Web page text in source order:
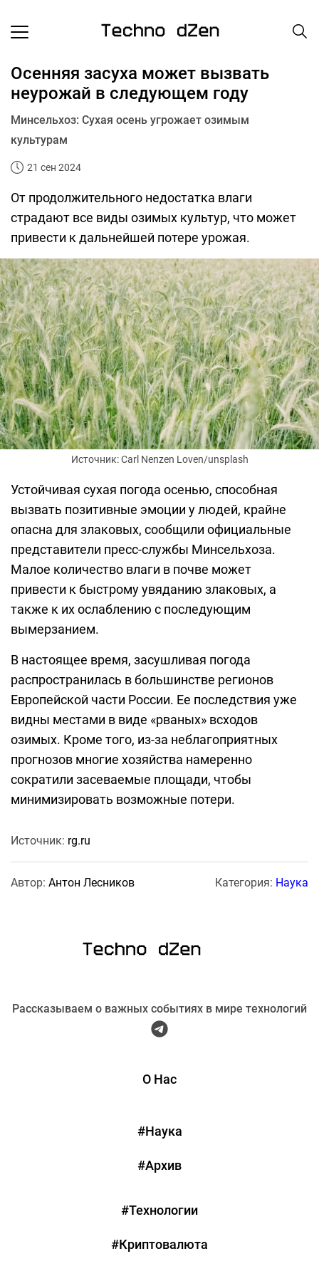
Осенняя засуха может вызвать
неурожай в следующем году
Минсельхоз: Сухая осень угрожает озимым
культурам
21 сен 2024
От продолжительного недостатка влаги
страдают все виды озимых культур, что может
привести к дальнейшей потере урожая.
Источник: Carl Nenzen Loven/unsplash
Устойчивая сухая погода осенью, способная
вызвать позитивные эмоции у людей, крайне
опасна для злаковых, сообщили официальные
представители пресс-службы Минсельхоза.
Малое количество влаги в почве может
привести к быстрому увяданию злаковых, а
также к их ослаблению с последующим
вымерзанием.
В настоящее время, засушливая погода
распространилась в большинстве регионов
Европейской части России. Ее последствия уже
видны местами в виде «рваных» всходов
озимых. Кроме того, из-за неблагоприятных
прогнозов многие хозяйства намеренно
сократили засеваемые площади, чтобы
минимизировать возможные потери.
Источник: rg.ru
Автор: Антон Лесников Категория: Наука
Рассказываем о важных событиях в мире технологий
О Нас
#Наука
#Архив
#Технологии
#Криптовалюта